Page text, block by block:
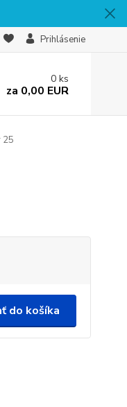
Prihlásenie
0 ks
za 0,00 EUR
25
do košíka